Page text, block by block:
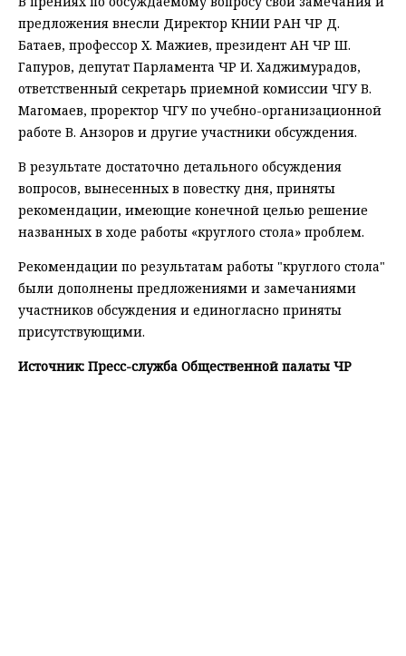
предложения внесли Директор КНИИ РАН ЧР Д.
Батаев, профессор Х. Мажиев, президент АН ЧР Ш.
Гапуров, депутат Парламента ЧР И. Хаджимурадов,
ответственный секретарь приемной комиссии ЧГУ В.
Магомаев, проректор ЧГУ по учебно-организационной
работе В. Анзоров и другие участники обсуждения.
В результате достаточно детального обсуждения
вопросов, вынесенных в повестку дня, приняты
рекомендации, имеющие конечной целью решение
названных в ходе работы «круглого стола» проблем.
Рекомендации по результатам работы "круглого стола"
были дополнены предложениями и замечаниями
участников обсуждения и единогласно приняты
присутствующими.
Источник: Пресс-служба Общественной палаты ЧР